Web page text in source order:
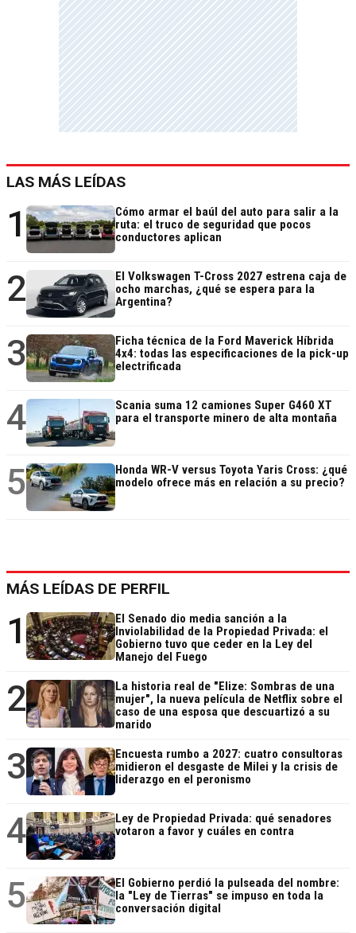
LAS MÁS LEÍDAS
1
Cómo armar el baúl del auto para salir a la
ruta: el truco de seguridad que pocos
conductores aplican
2
El Volkswagen T-Cross 2027 estrena caja de
ocho marchas, ¿qué se espera para la
Argentina?
3
Ficha técnica de la Ford Maverick Híbrida
4x4: todas las especificaciones de la pick-up
electrificada
4
Scania suma 12 camiones Super G460 XT
para el transporte minero de alta montaña
5
Honda WR-V versus Toyota Yaris Cross: ¿qué
modelo ofrece más en relación a su precio?
MÁS LEÍDAS DE PERFIL
1
El Senado dio media sanción a la
Inviolabilidad de la Propiedad Privada: el
Gobierno tuvo que ceder en la Ley del
Manejo del Fuego
2
La historia real de "Elize: Sombras de una
mujer", la nueva película de Netflix sobre el
caso de una esposa que descuartizó a su
marido
3
Encuesta rumbo a 2027: cuatro consultoras
midieron el desgaste de Milei y la crisis de
liderazgo en el peronismo
4
Ley de Propiedad Privada: qué senadores
votaron a favor y cuáles en contra
5
El Gobierno perdió la pulseada del nombre:
la "Ley de Tierras" se impuso en toda la
conversación digital